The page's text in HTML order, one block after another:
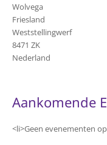
Wolvega
Friesland
Weststellingwerf
8471 ZK
Nederland
Aankomende
<li>Geen evenementen